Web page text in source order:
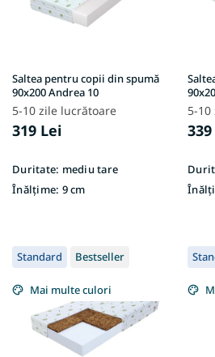
u
s
e
Saltea pentru copii din spumă
90x200 Andrea 10
5-10 zile lucrătoare
319 Lei
Duritate: mediu tare
Înălțime: 9 cm
5-
Standard Bestseller
Mai multe culori